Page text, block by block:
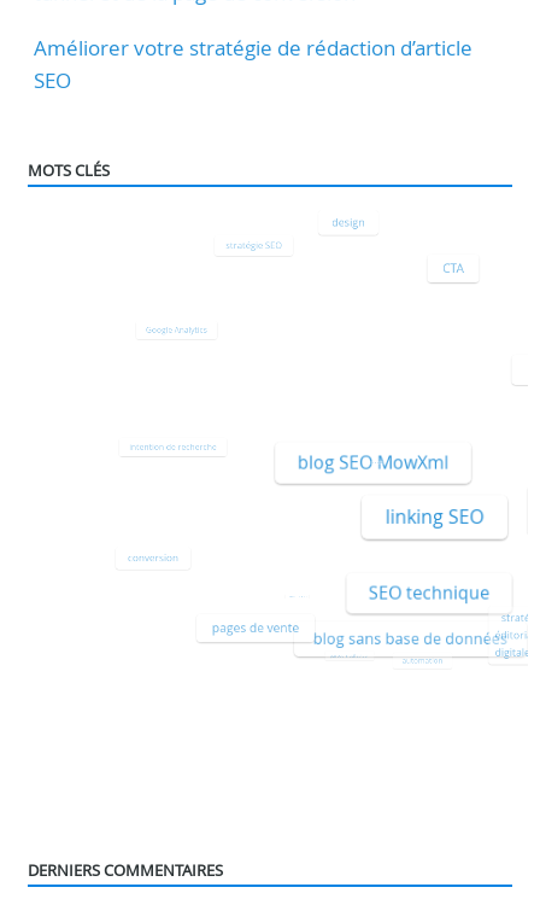
Améliorer votre stratégie de rédaction d’article
SEO
MOTS CLÉS
blog SEO MowXml
linking SEO
SEO technique
blog sans base de données
pages de vente
conversion
intention de recherche
Google Analytics
stratégie SEO
design
CTA
éditoriale
digitale
automation
parcours utilisateur
DERNIERS COMMENTAIRES